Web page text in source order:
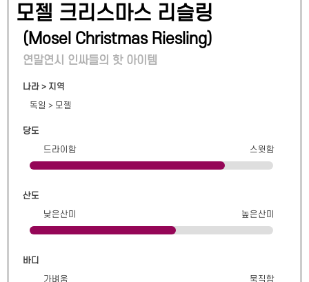
모젤 크리스마스 리슬링
(Mosel Christmas Riesling)
연말연시 인싸들의 핫 아이템
나라 > 지역
독일 > 모젤
당도
드라이함
스윗함
산도
낮은산미
높은산미
바디
가벼움
묵직함